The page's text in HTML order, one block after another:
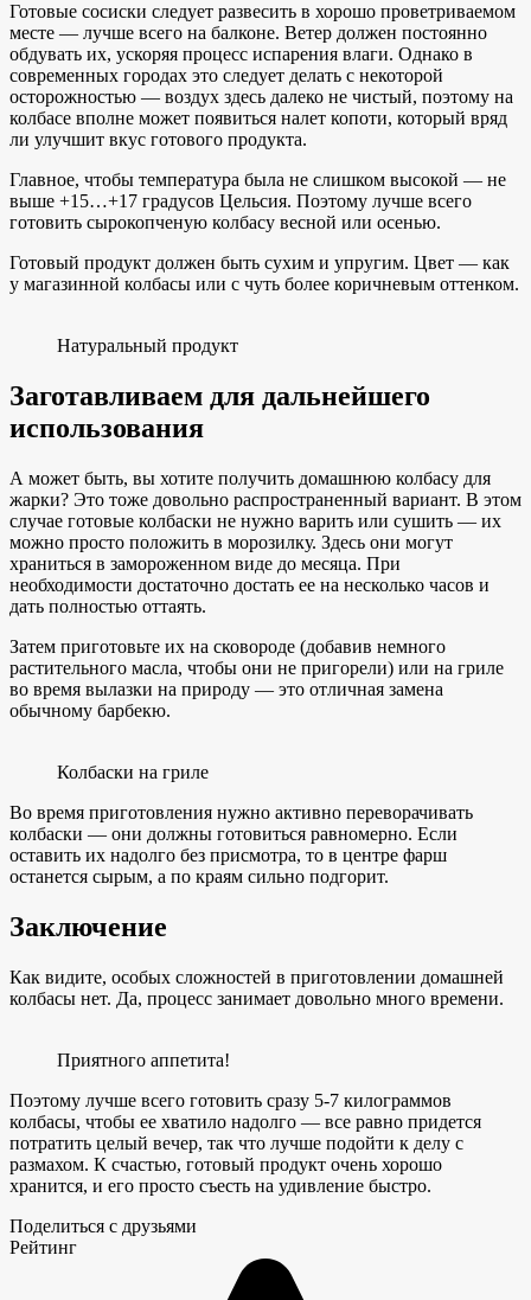
Готовые сосиски следует развесить в хорошо проветриваемом
месте — лучше всего на балконе. Ветер должен постоянно
обдувать их, ускоряя процесс испарения влаги. Однако в
современных городах это следует делать с некоторой
осторожностью — воздух здесь далеко не чистый, поэтому на
колбасе вполне может появиться налет копоти, который вряд
ли улучшит вкус готового продукта.
Главное, чтобы температура была не слишком высокой — не
выше +15…+17 градусов Цельсия. Поэтому лучше всего
готовить сырокопченую колбасу весной или осенью.
Готовый продукт должен быть сухим и упругим. Цвет — как
у магазинной колбасы или с чуть более коричневым оттенком.
Натуральный продукт
Заготавливаем для дальнейшего
использования
А может быть, вы хотите получить домашнюю колбасу для
жарки? Это тоже довольно распространенный вариант. В этом
случае готовые колбаски не нужно варить или сушить — их
можно просто положить в морозилку. Здесь они могут
храниться в замороженном виде до месяца. При
необходимости достаточно достать ее на несколько часов и
дать полностью оттаять.
Затем приготовьте их на сковороде (добавив немного
растительного масла, чтобы они не пригорели) или на гриле
во время вылазки на природу — это отличная замена
обычному барбекю.
Колбаски на гриле
Во время приготовления нужно активно переворачивать
колбаски — они должны готовиться равномерно. Если
оставить их надолго без присмотра, то в центре фарш
останется сырым, а по краям сильно подгорит.
Заключение
Как видите, особых сложностей в приготовлении домашней
колбасы нет. Да, процесс занимает довольно много времени.
Приятного аппетита!
Поэтому лучше всего готовить сразу 5-7 килограммов
колбасы, чтобы ее хватило надолго — все равно придется
потратить целый вечер, так что лучше подойти к делу с
размахом. К счастью, готовый продукт очень хорошо
хранится, и его просто съесть на удивление быстро.
Поделиться с друзьями
Рейтинг